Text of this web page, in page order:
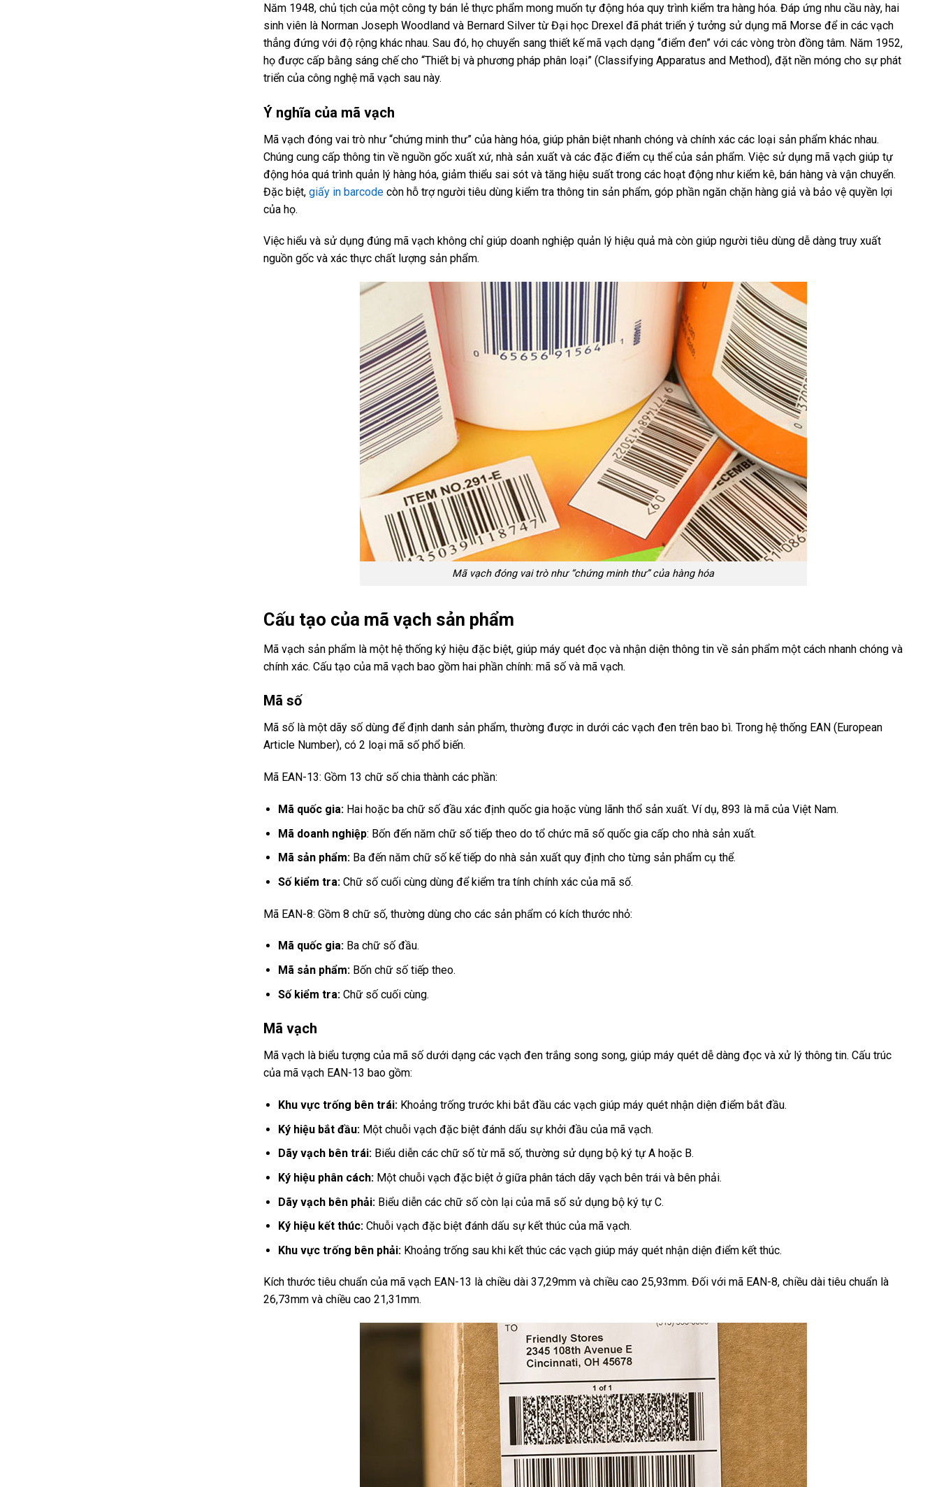
Năm 1948, chủ tịch của một công ty bán lẻ thực phẩm mong muốn tự động hóa quy trình kiểm tra hàng hóa. Đáp ứng nhu cầu này, hai
sinh viên là Norman Joseph Woodland và Bernard Silver từ Đại học Drexel đã phát triển ý tưởng sử dụng mã Morse để in các vạch
thẳng đứng với độ rộng khác nhau. Sau đó, họ chuyển sang thiết kế mã vạch dạng “điểm đen” với các vòng tròn đồng tâm. Năm 1952,
họ được cấp bằng sáng chế cho “Thiết bị và phương pháp phân loại” (Classifying Apparatus and Method), đặt nền móng cho sự phát
triển của công nghệ mã vạch sau này.
Ý nghĩa của mã vạch
Mã vạch đóng vai trò như “chứng minh thư” của hàng hóa, giúp phân biệt nhanh chóng và chính xác các loại sản phẩm khác nhau.
Chúng cung cấp thông tin về nguồn gốc xuất xứ, nhà sản xuất và các đặc điểm cụ thể của sản phẩm. Việc sử dụng mã vạch giúp tự
động hóa quá trình quản lý hàng hóa, giảm thiểu sai sót và tăng hiệu suất trong các hoạt động như kiểm kê, bán hàng và vận chuyển.
Đặc biệt, giấy in barcode còn hỗ trợ người tiêu dùng kiểm tra thông tin sản phẩm, góp phần ngăn chặn hàng giả và bảo vệ quyền lợi
của họ.
Việc hiểu và sử dụng đúng mã vạch không chỉ giúp doanh nghiệp quản lý hiệu quả mà còn giúp người tiêu dùng dễ dàng truy xuất
nguồn gốc và xác thực chất lượng sản phẩm.
Mã vạch đóng vai trò như “chứng minh thư” của hàng hóa
Cấu tạo của mã vạch sản phẩm
​Mã vạch sản phẩm là một hệ thống ký hiệu đặc biệt, giúp máy quét đọc và nhận diện thông tin về sản phẩm một cách nhanh chóng và
chính xác. Cấu tạo của mã vạch bao gồm hai phần chính: mã số và mã vạch.​
Mã số
Mã số là một dãy số dùng để định danh sản phẩm, thường được in dưới các vạch đen trên bao bì. Trong hệ thống EAN (European
Article Number), có 2 loại mã số phổ biến.
Mã EAN-13: Gồm 13 chữ số chia thành các phần:​
Mã quốc gia: Hai hoặc ba chữ số đầu xác định quốc gia hoặc vùng lãnh thổ sản xuất. Ví dụ, 893 là mã của Việt Nam.​
Mã doanh nghiệp: Bốn đến năm chữ số tiếp theo do tổ chức mã số quốc gia cấp cho nhà sản xuất.​
Mã sản phẩm:Ba đến năm chữ số kế tiếp do nhà sản xuất quy định cho từng sản phẩm cụ thể.​
Số kiểm tra: Chữ số cuối cùng dùng để kiểm tra tính chính xác của mã số.​
Mã EAN-8: Gồm 8 chữ số, thường dùng cho các sản phẩm có kích thước nhỏ:​
Mã quốc gia: Ba chữ số đầu.​
Mã sản phẩm:Bốn chữ số tiếp theo.​
Số kiểm tra: Chữ số cuối cùng.
Mã vạch
Mã vạch là biểu tượng của mã số dưới dạng các vạch đen trắng song song, giúp máy quét dễ dàng đọc và xử lý thông tin. Cấu trúc
của mã vạch EAN-13 bao gồm:​
Khu vực trống bên trái: Khoảng trống trước khi bắt đầu các vạch giúp máy quét nhận diện điểm bắt đầu.​
Ký hiệu bắt đầu: Một chuỗi vạch đặc biệt đánh dấu sự khởi đầu của mã vạch.​
Dãy vạch bên trái: Biểu diễn các chữ số từ mã số, thường sử dụng bộ ký tự A hoặc B.​
Ký hiệu phân cách: Một chuỗi vạch đặc biệt ở giữa phân tách dãy vạch bên trái và bên phải.​
Dãy vạch bên phải:Biểu diễn các chữ số còn lại của mã số sử dụng bộ ký tự C.​
Ký hiệu kết thúc: Chuỗi vạch đặc biệt đánh dấu sự kết thúc của mã vạch.​
Khu vực trống bên phải:Khoảng trống sau khi kết thúc các vạch giúp máy quét nhận diện điểm kết thúc.​
Kích thước tiêu chuẩn của mã vạch EAN-13 là chiều dài 37,29mm và chiều cao 25,93mm. Đối với mã EAN-8, chiều dài tiêu chuẩn là
26,73mm và chiều cao 21,31mm.